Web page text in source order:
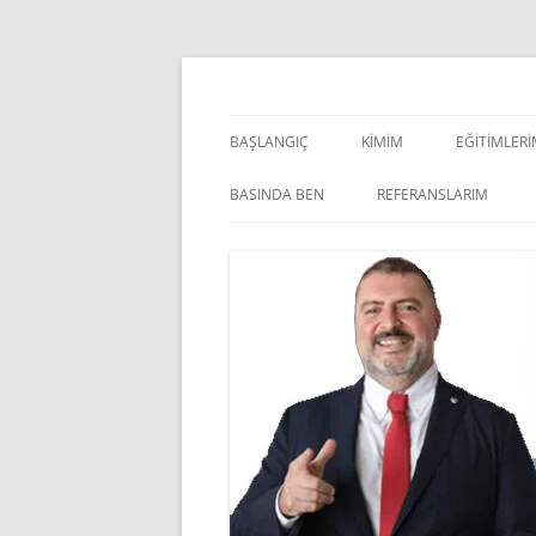
İçeriğe
BAŞLANGIÇ KIMIM
BASINDA BEN REFERANSLARIM